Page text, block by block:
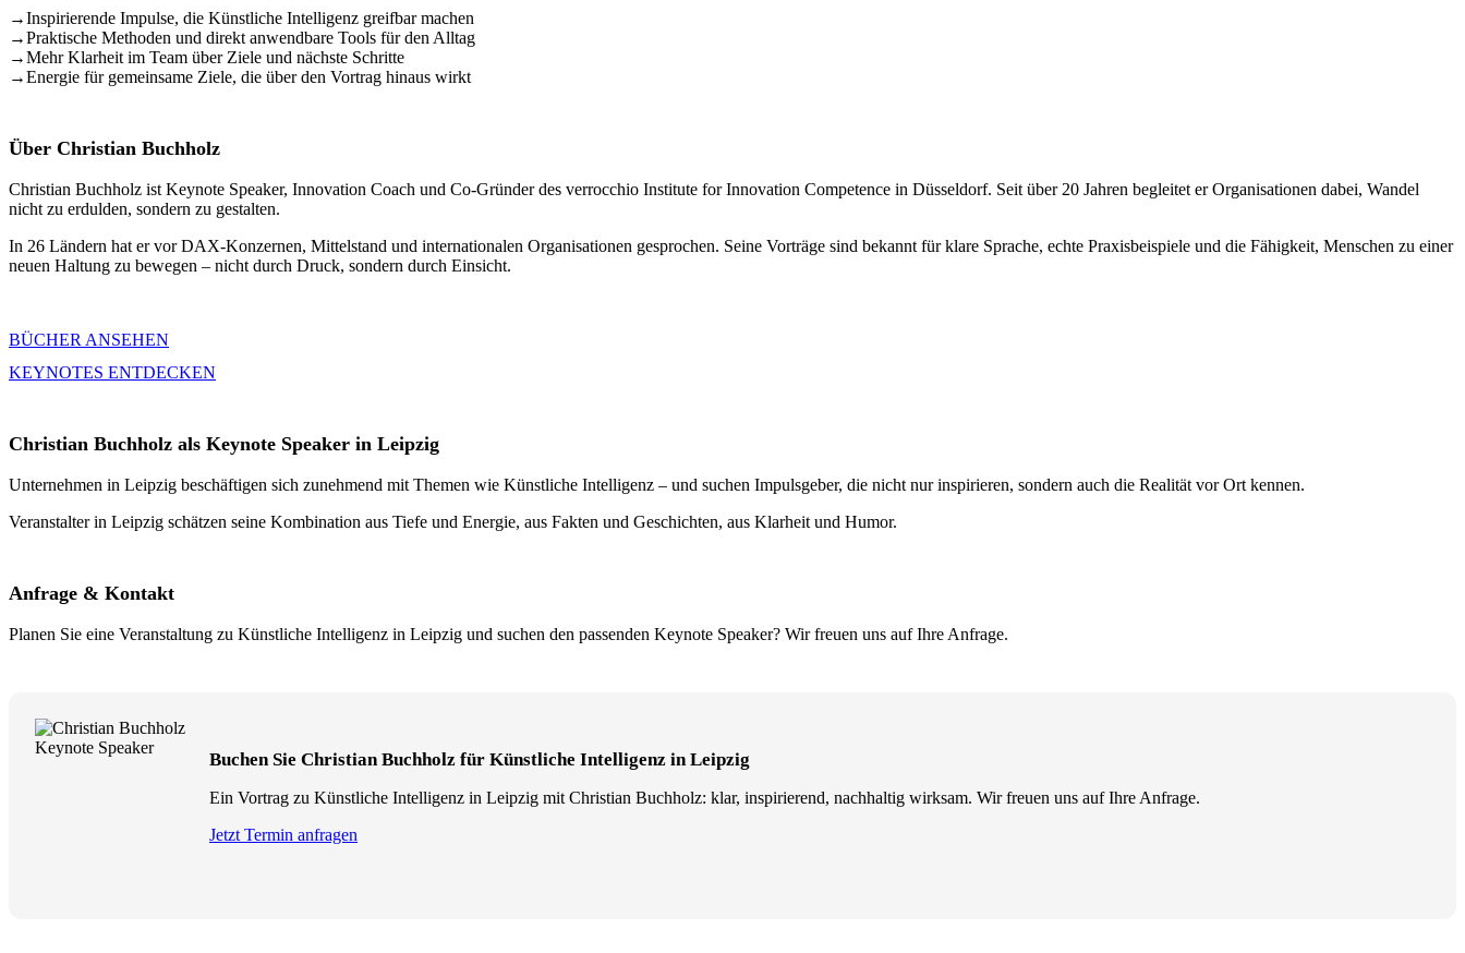
→Inspirierende Impulse, die Künstliche Intelligenz greifbar machen
→Praktische Methoden und direkt anwendbare Tools für den Alltag
→Mehr Klarheit im Team über Ziele und nächste Schritte
→Energie für gemeinsame Ziele, die über den Vortrag hinaus wirkt
Über Christian Buchholz
Christian Buchholz ist Keynote Speaker, Innovation Coach und Co-Gründer des verrocchio Institute for Innovation Competence in Düsseldorf. Seit über 20 Jahren begleitet er Organisationen dabei, Wandel
nicht zu erdulden, sondern zu gestalten.
In 26 Ländern hat er vor DAX-Konzernen, Mittelstand und internationalen Organisationen gesprochen. Seine Vorträge sind bekannt für klare Sprache, echte Praxisbeispiele und die Fähigkeit, Menschen zu einer
neuen Haltung zu bewegen – nicht durch Druck, sondern durch Einsicht.
BÜCHER ANSEHEN
KEYNOTES ENTDECKEN
Christian Buchholz als Keynote Speaker in Leipzig
Unternehmen in Leipzig beschäftigen sich zunehmend mit Themen wie Künstliche Intelligenz – und suchen Impulsgeber, die nicht nur inspirieren, sondern auch die Realität vor Ort kennen.
Veranstalter in Leipzig schätzen seine Kombination aus Tiefe und Energie, aus Fakten und Geschichten, aus Klarheit und Humor.
Anfrage & Kontakt
Planen Sie eine Veranstaltung zu Künstliche Intelligenz in Leipzig und suchen den passenden Keynote Speaker? Wir freuen uns auf Ihre Anfrage.
Buchen Sie Christian Buchholz für Künstliche Intelligenz in Leipzig
Ein Vortrag zu Künstliche Intelligenz in Leipzig mit Christian Buchholz: klar, inspirierend, nachhaltig wirksam. Wir freuen uns auf Ihre Anfrage.
Jetzt Termin anfragen